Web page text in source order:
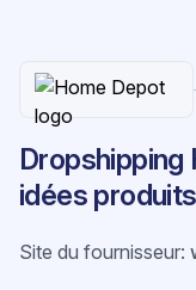
Dropshipping
idées
Site du fournisseur: